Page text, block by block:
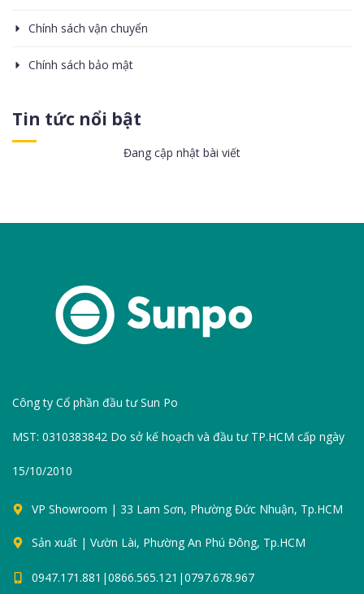
Chính sách vận chuyển
Chính sách bảo mật
Tin tức nổi bật
Đang cập nhật bài viết
Công ty Cổ phần đầu tư Sun Po
MST: 0310383842 Do sở kế hoạch và đầu tư TP.HCM cấp ngày
15/10/2010
VP Showroom | 33 Lam Sơn, Phường Đức Nhuận, Tp.HCM
Sản xuất | Vườn Lài, Phường An Phú Đông, Tp.HCM
0947.171.881|0866.565.121|0797.678.967